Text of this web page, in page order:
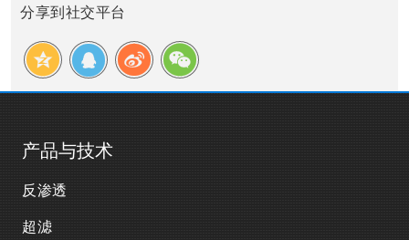
分享到社交平台
产品与技术
反渗透
超滤